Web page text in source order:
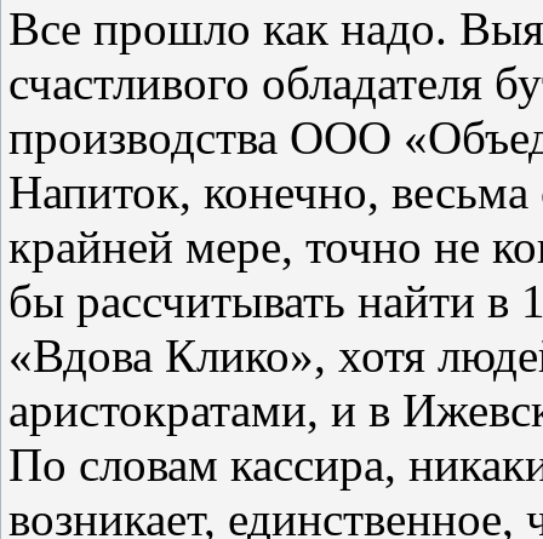
Все прошло как надо.
счастливого обладателя
производства ООО
Напиток, конечно, весьма
крайней мере, точно не
бы рассчитывать найти в
«Вдова Клико», хотя
аристократами, и в
По словам кассира,
возникает, единственное,